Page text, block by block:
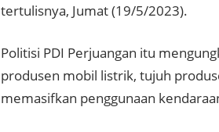
tertulisnya, Jumat (19/5/2023).
Politisi PDI Perjuangan itu
produsen mobil listrik, tujuh
memasifkan penggunaan